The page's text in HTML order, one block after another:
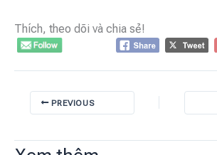
Thích, theo dõi và chia sẻ!
PREVIOUS